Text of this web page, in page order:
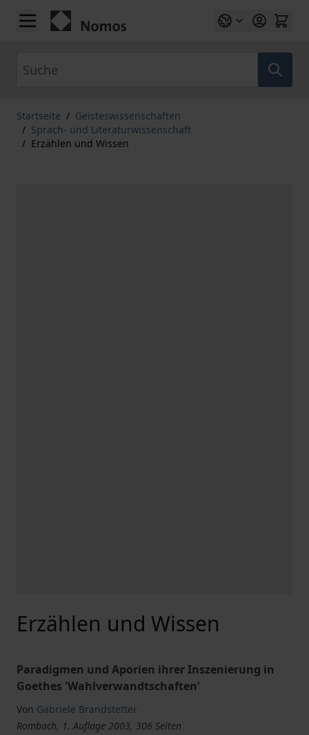
Zum Inhalt springen
Startseite / Geisteswissenschaften
/ Sprach- und Literaturwissenschaft
/ Erzählen und Wissen
Erzählen und Wissen
Paradigmen und Aporien ihrer Inszenierung in
Goethes 'Wahlverwandtschaften'
Von Gabriele Brandstetter
Rombach, 1. Auflage 2003, 306 Seiten